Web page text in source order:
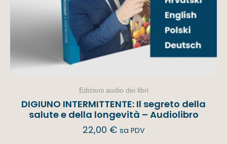
Edizioni audio dei libri
DIGIUNO INTERMITTENTE: Il segreto della
salute e della longevità – Audiolibro
22,00 € sa PDV